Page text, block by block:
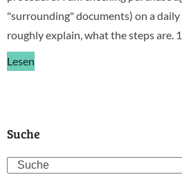
"surrounding" documents) on a
roughly explain, what the steps are.
Lesen
Suche
Search